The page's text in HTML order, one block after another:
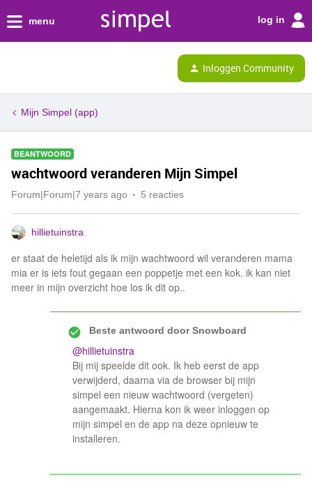
menu log in
Inloggen Community
Mijn Simpel (app)
BEANTWOORD
wachtwoord veranderen Mijn Simpel
Forum|Forum|7 years ago 5 reacties
hillietuinstra
er staat de heletijd als ik mijn wachtwoord wil veranderen mama
mia er is iets fout gegaan een poppetje met een kok. ik kan niet
meer in mijn overzicht hoe los ik dit op..
Beste antwoord doorSnowboard
@hillietuinstra
Bij mij speelde dit ook. Ik heb eerst de app
verwijderd, daarna via de browser bij mijn
simpel een nieuw wachtwoord (vergeten)
aangemaakt. Hierna kon ik weer inloggen op
mijn simpel en de app na deze opnieuw te
installeren.